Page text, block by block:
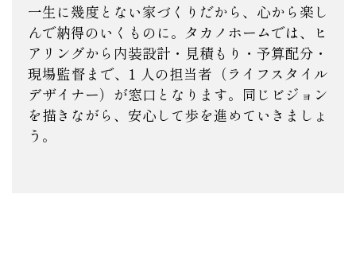
一生に幾度とない家づくりだから、心から楽し
んで納得のいくものに。タカノホームでは、ヒ
アリングから内装設計・見積もり・予算配分・
現場監督まで、1 人の担当者（ライフスタイル
デザイナー）が窓口となります。同じビジョン
を描きながら、安心して歩を進めていきましょ
う。